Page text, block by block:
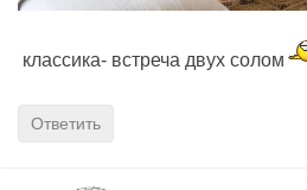
классика- встреча двух солом
Ответить